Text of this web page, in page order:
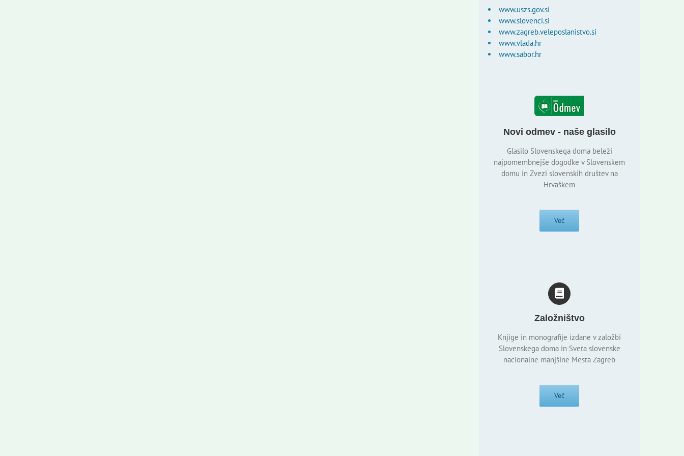
www.uszs.gov.si
www.slovenci.si
www.zagreb.veleposlanistvo.si
www.vlada.hr
www.sabor.hr
Novi odmev - naše glasilo
Glasilo Slovenskega doma beleži
najpomembnejše dogodke v Slovenskem
domu in Zvezi slovenskih društev na
Hrvaškem
Več
Založništvo
Knjige in monografije izdane v založbi
Slovenskega doma in Sveta slovenske
nacionalne manjšine Mesta Zagreb
Več